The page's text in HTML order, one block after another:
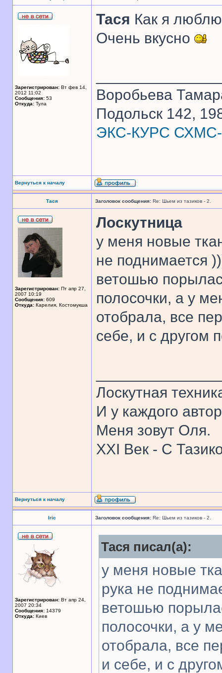
Зарегистрирован: Вт фев 14,
2012 11:02
Сообщения: 53
Откуда: Тула
Тася Как я
Очень вкусно
Воробьева
Подольск 142,
ЭКС-КУРС СХМС-
Вернуться к началу
Тася Заголовок сообщения: Re: Шьем из тазиков - 2.
Зарегистрирован: Пт апр 27,
2007 10:19
Сообщения: 609
Откуда: Карелия, Костомукша
Лоскутница
у меня новые
не поднимается
ветошью
полосочки, а у
отобрала, все
себе, и с другом
Лоскутная
И у каждого
Меня зовут Оля.
XXI Век - С
Вернуться к началу
Iric Заголовок сообщения: Re: Шьем из тазиков - 2.
Зарегистрирован: Вт апр 24,
2007 20:34
Сообщения: 14379
Откуда: Киев
Тася писал(а):
у меня новые
рука не
ветошью
полосочки, а у
отобрала, все
и себе, и с